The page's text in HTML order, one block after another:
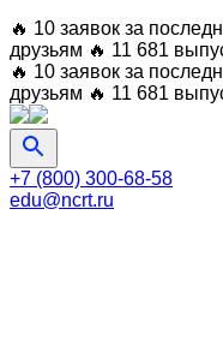
🔥 10 заявок за
друзьям 🔥 11 681
🔥 10 заявок за
друзьям 🔥 11 681
+7 (800) 300-68-58
edu@ncrt.ru